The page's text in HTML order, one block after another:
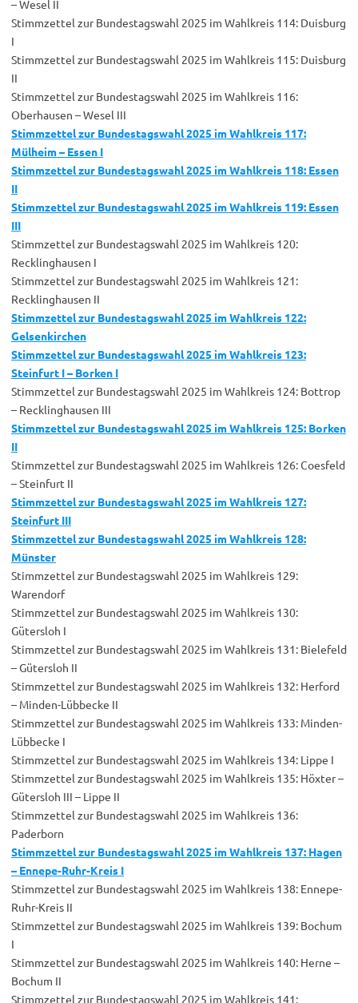
– Wesel II
Stimmzettel zur Bundestagswahl 2025 im Wahlkreis 114: Duisburg
I
Stimmzettel zur Bundestagswahl 2025 im Wahlkreis 115: Duisburg
II
Stimmzettel zur Bundestagswahl 2025 im Wahlkreis 116:
Oberhausen – Wesel III
Stimmzettel zur Bundestagswahl 2025 im Wahlkreis 117:
Mülheim – Essen I
Stimmzettel zur Bundestagswahl 2025 im Wahlkreis 118: Essen
II
Stimmzettel zur Bundestagswahl 2025 im Wahlkreis 119: Essen
III
Stimmzettel zur Bundestagswahl 2025 im Wahlkreis 120:
Recklinghausen I
Stimmzettel zur Bundestagswahl 2025 im Wahlkreis 121:
Recklinghausen II
Stimmzettel zur Bundestagswahl 2025 im Wahlkreis 122:
Gelsenkirchen
Stimmzettel zur Bundestagswahl 2025 im Wahlkreis 123:
Steinfurt I – Borken I
Stimmzettel zur Bundestagswahl 2025 im Wahlkreis 124: Bottrop
– Recklinghausen III
Stimmzettel zur Bundestagswahl 2025 im Wahlkreis 125: Borken
II
Stimmzettel zur Bundestagswahl 2025 im Wahlkreis 126: Coesfeld
– Steinfurt II
Stimmzettel zur Bundestagswahl 2025 im Wahlkreis 127:
Steinfurt III
Stimmzettel zur Bundestagswahl 2025 im Wahlkreis 128:
Münster
Stimmzettel zur Bundestagswahl 2025 im Wahlkreis 129:
Warendorf
Stimmzettel zur Bundestagswahl 2025 im Wahlkreis 130:
Gütersloh I
Stimmzettel zur Bundestagswahl 2025 im Wahlkreis 131: Bielefeld
– Gütersloh II
Stimmzettel zur Bundestagswahl 2025 im Wahlkreis 132: Herford
– Minden-Lübbecke II
Stimmzettel zur Bundestagswahl 2025 im Wahlkreis 133: Minden-
Lübbecke I
Stimmzettel zur Bundestagswahl 2025 im Wahlkreis 134: Lippe I
Stimmzettel zur Bundestagswahl 2025 im Wahlkreis 135: Höxter –
Gütersloh III – Lippe II
Stimmzettel zur Bundestagswahl 2025 im Wahlkreis 136:
Paderborn
Stimmzettel zur Bundestagswahl 2025 im Wahlkreis 137: Hagen
– Ennepe-Ruhr-Kreis I
Stimmzettel zur Bundestagswahl 2025 im Wahlkreis 138: Ennepe-
Ruhr-Kreis II
Stimmzettel zur Bundestagswahl 2025 im Wahlkreis 139: Bochum
I
Stimmzettel zur Bundestagswahl 2025 im Wahlkreis 140: Herne –
Bochum II
Stimmzettel zur Bundestagswahl 2025 im Wahlkreis 141: